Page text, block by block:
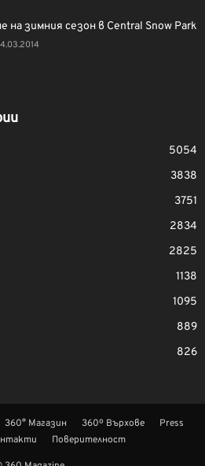
на зимния сезон в Central Snow Park
5054
3838
3751
2834
2825
1138
1095
889
826
360° Магазин 360º Върхове
Press
Поверителност